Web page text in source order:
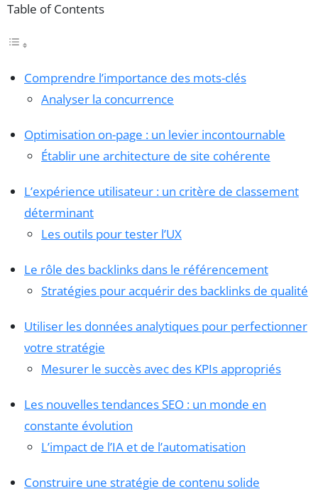
Table of Contents
Comprendre l’importance des mots-clés
Analyser la concurrence
Optimisation on-page : un levier incontournable
Établir une architecture de site cohérente
L’expérience utilisateur : un critère de classement
déterminant
Les outils pour tester l’UX
Le rôle des backlinks dans le référencement
Stratégies pour acquérir des backlinks de qualité
Utiliser les données analytiques pour perfectionner
votre stratégie
Mesurer le succès avec des KPIs appropriés
Les nouvelles tendances SEO : un monde en
constante évolution
L’impact de l’IA et de l’automatisation
Construire une stratégie de contenu solide